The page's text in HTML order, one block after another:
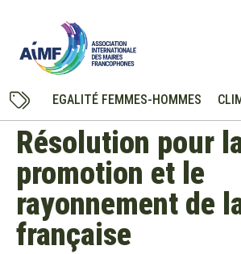
EGALITÉ FEMMES-HOMMES
Résolution pour
promotion et le
rayonnement de
française